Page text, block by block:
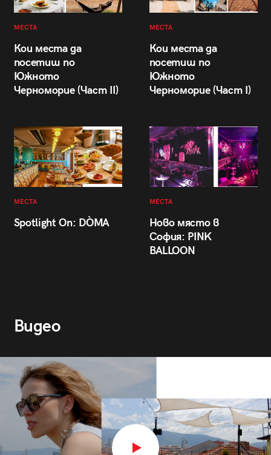
МЕСТА
Кои места да
посетиш по
Южното
Черноморие (Част II)
МЕСТА
Кои места да
посетиш по
Южното
Черноморие (Част I)
МЕСТА
Spotlight On: DÒMA
МЕСТА
Ново място в
София: PINK
BALLOON
Видео